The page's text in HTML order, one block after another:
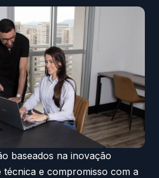
baseados na inovação
técnica e compromisso com a